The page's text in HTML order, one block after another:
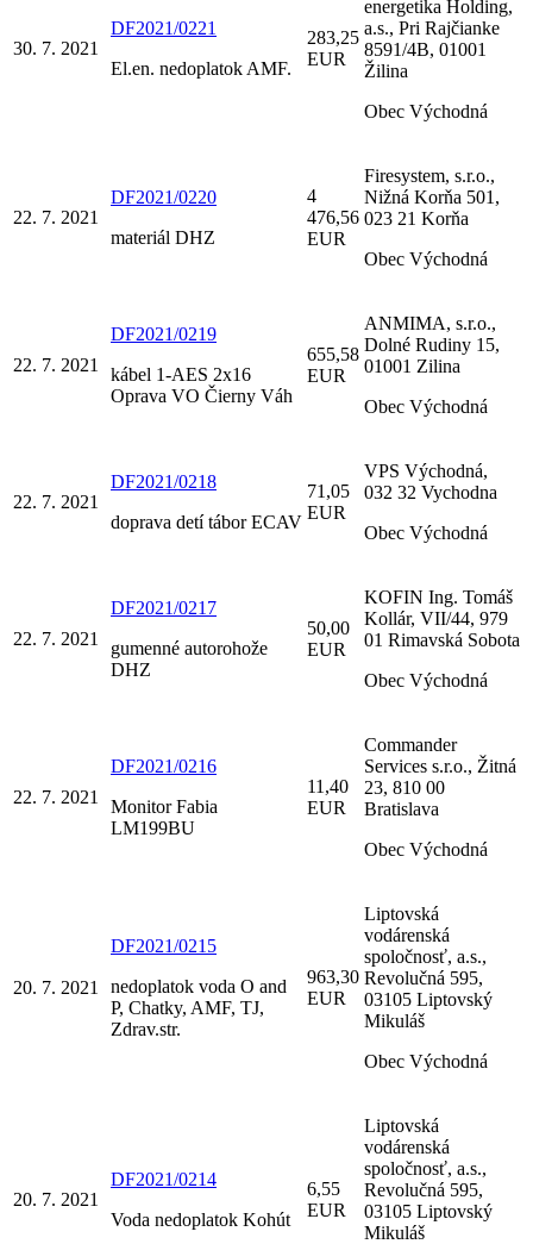
30. 7. 2021
DF2021/0221
El.en. nedoplatok AMF.
283,25
EUR
energetika Holding,
a.s., Pri Rajčianke
8591/4B, 01001
Žilina
Obec Východná
22. 7. 2021
DF2021/0220
materiál DHZ
4
476,56
EUR
Firesystem, s.r.o.,
Nižná Korňa 501,
023 21 Korňa
Obec Východná
22. 7. 2021
DF2021/0219
kábel 1-AES 2x16
Oprava VO Čierny Váh
655,58
EUR
ANMIMA, s.r.o.,
Dolné Rudiny 15,
01001 Zilina
Obec Východná
22. 7. 2021
DF2021/0218
doprava detí tábor ECAV
71,05
EUR
VPS Východná,
032 32 Vychodna
Obec Východná
22. 7. 2021
DF2021/0217
gumenné autorohože
DHZ
50,00
EUR
KOFIN Ing. Tomáš
Kollár, VII/44, 979
01 Rimavská Sobota
Obec Východná
22. 7. 2021
DF2021/0216
Monitor Fabia
LM199BU
11,40
EUR
Commander
Services s.r.o., Žitná
23, 810 00
Bratislava
Obec Východná
20. 7. 2021
DF2021/0215
nedoplatok voda O and
P, Chatky, AMF, TJ,
Zdrav.str.
963,30
EUR
Liptovská
vodárenská
spoločnosť, a.s.,
Revolučná 595,
03105 Liptovský
Mikuláš
Obec Východná
20. 7. 2021
DF2021/0214
Voda nedoplatok Kohút
6,55
EUR
Liptovská
vodárenská
spoločnosť, a.s.,
Revolučná 595,
03105 Liptovský
Mikuláš